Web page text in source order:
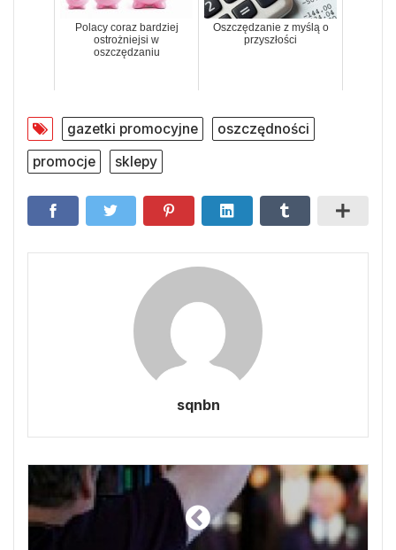
Polacy coraz bardziej
ostrożniejsi w
oszczędzaniu
Oszczędzanie z myślą o
przyszłości
gazetki promocyjne
oszczędności
promocje
sklepy
sqnbn